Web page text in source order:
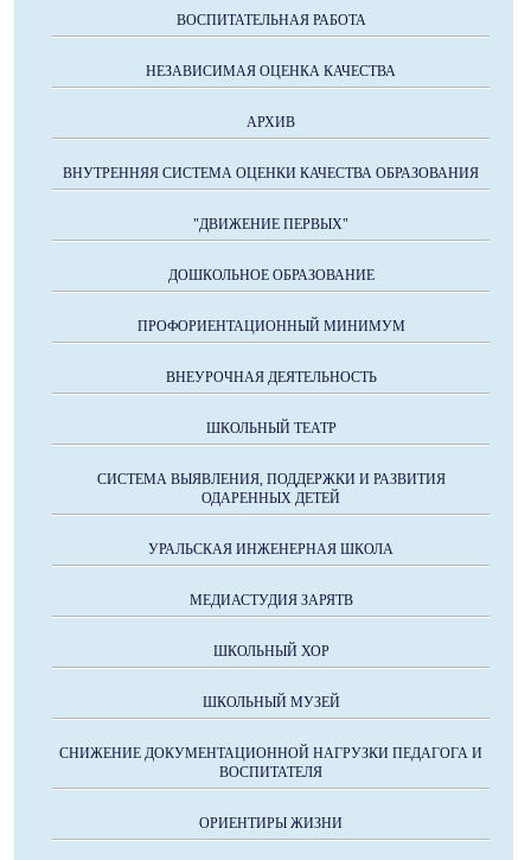
ВОСПИТАТЕЛЬНАЯ РАБОТА
НЕЗАВИСИМАЯ ОЦЕНКА КАЧЕСТВА
АРХИВ
ВНУТРЕННЯЯ СИСТЕМА ОЦЕНКИ КАЧЕСТВА ОБРАЗОВАНИЯ
"ДВИЖЕНИЕ ПЕРВЫХ"
ДОШКОЛЬНОЕ ОБРАЗОВАНИЕ
ПРОФОРИЕНТАЦИОННЫЙ МИНИМУМ
ВНЕУРОЧНАЯ ДЕЯТЕЛЬНОСТЬ
ШКОЛЬНЫЙ ТЕАТР
СИСТЕМА ВЫЯВЛЕНИЯ, ПОДДЕРЖКИ И РАЗВИТИЯ
ОДАРЕННЫХ ДЕТЕЙ
УРАЛЬСКАЯ ИНЖЕНЕРНАЯ ШКОЛА
МЕДИАСТУДИЯ ЗАРЯТВ
ШКОЛЬНЫЙ ХОР
ШКОЛЬНЫЙ МУЗЕЙ
СНИЖЕНИЕ ДОКУМЕНТАЦИОННОЙ НАГРУЗКИ ПЕДАГОГА И
ВОСПИТАТЕЛЯ
ОРИЕНТИРЫ ЖИЗНИ